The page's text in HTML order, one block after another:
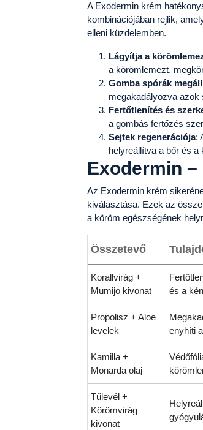
A Exodermin krém
kombinációjában rejlik,
elleni küzdelemben.
Lágyítja a
a körömlemezt,
Gomba spórák
megakadályozva azok
Fertőtlenítés és
a gombás fertőzés
Sejtek regenerációja:
helyreállítva a bőr és a
Exodermin –
Az Exodermin krém
kiválasztása. Ezek az
a köröm egészségének
Összetevő
Korallvirág +
Mumijo kivonat
és a
Propolisz + Aloe
levelek
enyhíti
Kamilla +
Monarda olaj
Tűlevél +
Körömvirág
kivonat